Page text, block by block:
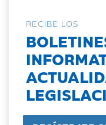
RECIBE LOS